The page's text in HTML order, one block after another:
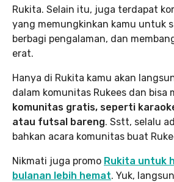
Rukita. Selain itu, juga terdapat
yang memungkinkan kamu untuk
berbagi pengalaman, dan
erat.
Hanya di Rukita kamu akan
dalam komunitas Rukees dan bisa
komunitas gratis, seperti
atau futsal bareng. Sstt, selalu
bahkan acara komunitas buat
Nikmati juga promo Rukita untuk
bulanan lebih hemat. Yuk,